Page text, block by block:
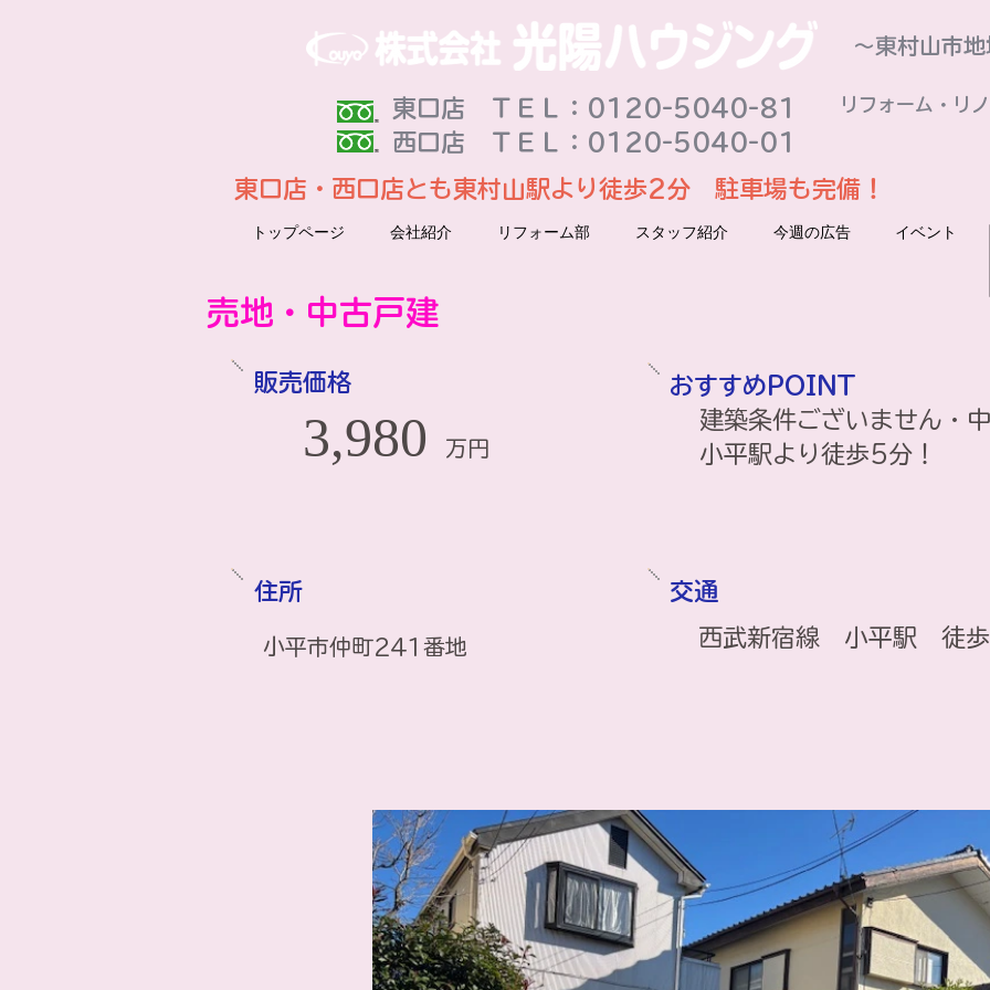
～東村山市
東口店 ＴＥＬ：0120-5040-81
​西口店 ＴＥＬ：0120-5040-01
リフォーム・リ
東口店・西口店とも東村山駅より徒歩2分 駐車場も完備！
トップページ 会社紹介 リフォーム部 スタッフ紹介 今週の広告 イベント
売地・中古戸建
販売価格
3,980 万円
おすすめPOINT
建築条件ございません・
​小平駅より徒歩5分！
住所
小平市仲町241番地
交通
西武新宿線 小平駅 徒